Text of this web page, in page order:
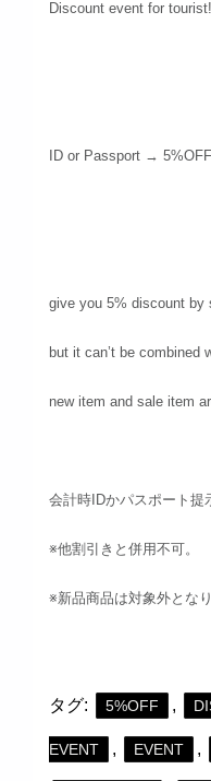
Discount event for tourist!
ID or Passport → 5%OFF
give you 5% discount by
but it can’t be combined
new item and sale item
会計時IDかパスポート提
※他割引きと併用不可。
※新品商品は対象外となり
タグ: 5%OFF ,
EVENT , EVENT ,